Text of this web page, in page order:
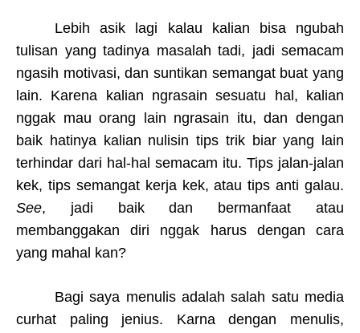
Lebih asik lagi kalau kalian bisa ngubah
tulisan yang tadinya masalah tadi, jadi semacam
ngasih motivasi, dan suntikan semangat buat yang
lain. Karena kalian ngrasain sesuatu hal, kalian
nggak mau orang lain ngrasain itu, dan dengan
baik hatinya kalian nulisin tips trik biar yang lain
terhindar dari hal-hal semacam itu. Tips jalan-jalan
kek, tips semangat kerja kek, atau tips anti galau.
See, jadi baik dan bermanfaat atau
membanggakan diri nggak harus dengan cara
yang mahal kan?
Bagi saya menulis adalah salah satu media
curhat paling jenius. Karna dengan menulis,